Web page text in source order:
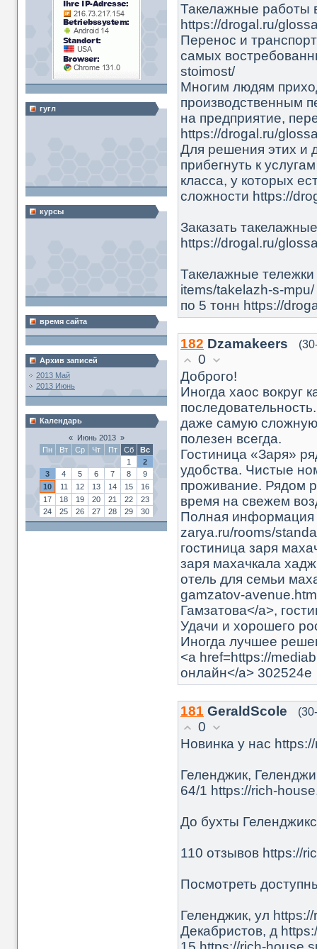
гугл
курсы
время сайта
Архив записей
2013 Май
2013 Июнь
Календарь
«
Июнь 2013 »
Пн
Вт Ср Чт Пт Сб
Вс
1
2
3
4 5 6 7 8
9
10
11 12 13 14 15
16
17
18 19 20 21 22
23
24
25 26 27 28 29 30
Такелажные работы
https://drogal.ru/
Перенос и
самых
stoimost/
Многим людям
производственным
на предприятие,
https://drogal.ru/
Для решения этих и
прибегнуть к
класса, у которых
сложности https://
Заказать
https://drogal.ru/
Такелажные
items/takelazh-s-mpu/
по 5 тонн https://
182 Dzamakeers
0
Доброго!
Иногда хаос вокруг
даже самую сложную
полезен всегда.
Гостиница «Заря»
удобства. Чистые
проживание. Рядом
время на свежем
Полная информация
zarya.ru/rooms/
гостиница заря
заря махачкала
отель для семьи
gamzatov-
Гамзатова</a>,
Удачи и хорошего
Иногда лучшее
<a href=https://
онлайн</a> 302524e
181 GeraldScole
0
Новинка у нас
Геленджик,
64/1 https://rich-
До бухты
110 отзывов https://
Посмотреть
Геленджик, ул
Декабристов, д